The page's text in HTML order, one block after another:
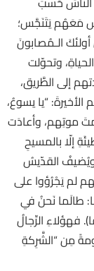
مَعَهُم يَتَنَجَّس؛
الـمُصابونَ
وتحوّلت
إلى الطَّريق،
“يا يسوعُ،
موتِهم، وأعادَت
إلّا بالمسيحِ
القدّيسُ
لم يَجْرُؤوا على
طالَما نَحنُ في
فهؤلاءِ الرِّجالُ
مِن “الشَّرِكةِ